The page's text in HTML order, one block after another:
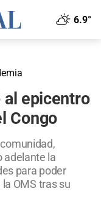
6.9°
al epicentro
Congo
adelante la
para poder
OMS tras su